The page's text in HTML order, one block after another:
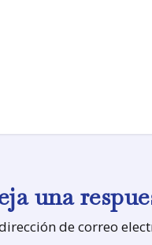
una
de correo